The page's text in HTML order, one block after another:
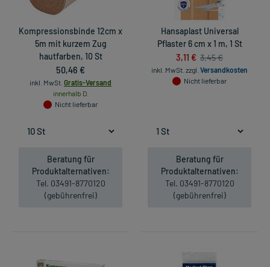
Kompressionsbinde 12cm x
5m mit kurzem Zug
hautfarben, 10 St
50,46 €
inkl. MwSt. Gratis-Versand
innerhalb D.
Nicht lieferbar
Beratung für
Produktalternativen:
Tel. 03491-8770120
(gebührenfrei)
Hansaplast Universal
Pflaster 6 cm x 1 m, 1 St
3,11 € 3,45 €
inkl. MwSt. zzgl. Versandkosten
Nicht lieferbar
Beratung für
Produktalternativen:
Tel. 03491-8770120
(gebührenfrei)